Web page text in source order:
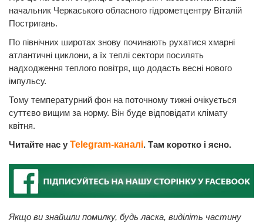
начальник Черкаського обласного гідрометцентру Віталій
Постригань.
По північних широтах знову починають рухатися хмарні
атлантичні циклони, а їх теплі сектори посилять
надходження теплого повітря, що додасть весні нового
імпульсу.
Тому температурний фон на поточному тижні очікується
суттєво вищим за норму. Він буде відповідати клімату
квітня.
Читайте нас у Telegram-каналі. Там коротко і ясно.
Якщо ви знайшли помилку, будь ласка, виділіть частину